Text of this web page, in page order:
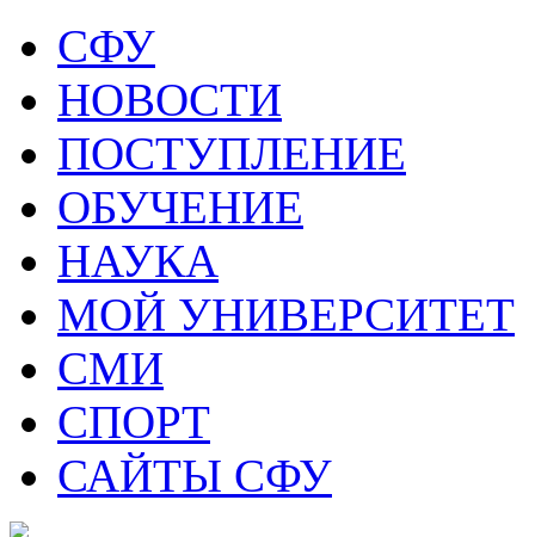
СФУ
НОВОСТИ
ПОСТУПЛЕНИЕ
ОБУЧЕНИЕ
НАУКА
МОЙ УНИВЕРСИТЕТ
СМИ
СПОРТ
САЙТЫ СФУ